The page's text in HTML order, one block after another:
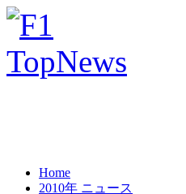
Home
2010年 ニュース